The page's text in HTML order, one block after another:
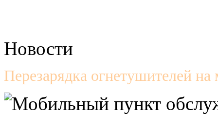
Новости
Перезарядка огнетушителей на